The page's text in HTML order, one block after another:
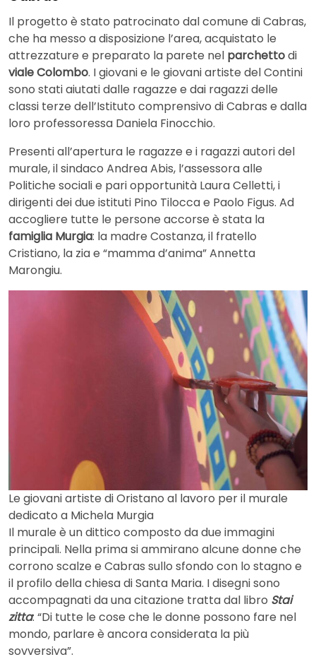
Il progetto è stato patrocinato dal comune di Cabras,
che ha messo a disposizione l’area, acquistato le
attrezzature e preparato la parete nel parchettodi
viale Colombo. I giovani e le giovani artiste del Contini
sono stati aiutati dalle ragazze e dai ragazzi delle
classi terze dell’Istituto comprensivo di Cabras e dalla
loro professoressa Daniela Finocchio.
Presenti all’apertura le ragazze e i ragazzi autori del
murale, il sindaco Andrea Abis, l’assessora alle
Politiche sociali e pari opportunità Laura Celletti, i
dirigenti dei due istituti Pino Tilocca e Paolo Figus. Ad
accogliere tutte le persone accorse è stata la
famiglia Murgia: la madre Costanza, il fratello
Cristiano, la zia e “mamma d’anima” Annetta
Marongiu.
Le giovani artiste di Oristano al lavoro per il murale
dedicato a Michela Murgia
Il murale è un dittico composto da due immagini
principali. Nella prima si ammirano alcune donne che
corrono scalze e Cabras sullo sfondo con lo stagno e
il profilo della chiesa di Santa Maria. I disegni sono
accompagnati da una citazione tratta dal libro Stai
zitta: “Di tutte le cose che le donne possono fare nel
mondo, parlare è ancora considerata la più
sovversiva”.